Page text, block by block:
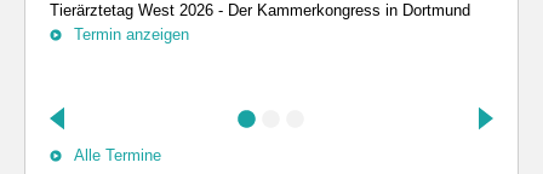
Tierärztetag West 2026 - Der Kammerkongress in Dortmund
Termin anzeigen
Alle Termine